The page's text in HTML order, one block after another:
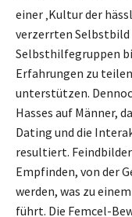
einer ‚Kultur der
verzerrten
Selbsthilfegruppen
Erfahrungen zu
unterstützen.
Hasses auf Männer,
Dating und die
resultiert.
Empfinden, von der
werden, was zu
führt. Die Femcel-